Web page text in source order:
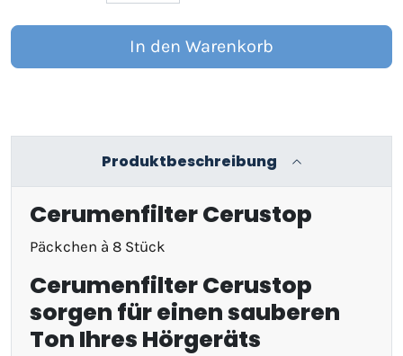
In den Warenkorb
Produktbeschreibung
Cerumenfilter Cerustop
Päckchen à 8 Stück
Cerumenfilter Cerustop
sorgen für einen sauberen
Ton Ihres Hörgeräts